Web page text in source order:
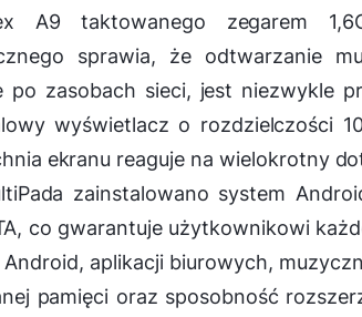
A9 taktowanego zegarem
sprawia, że odtwarzanie
zasobach sieci, jest niezwykle
wyświetlacz o rozdzielczości
ekranu reaguje na wielokrotny
zainstalowano system
co gwarantuje użytkownikowi
aplikacji biurowych,
pamięci oraz sposobność